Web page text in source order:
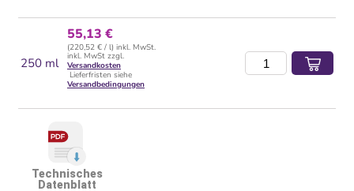
250 ml
55,13 €
(220,52 € / l) inkl. MwSt.
inkl. MwSt zzgl.
Versandkosten
Lieferfristen siehe
Versandbedingungen
Technisches
Datenblatt